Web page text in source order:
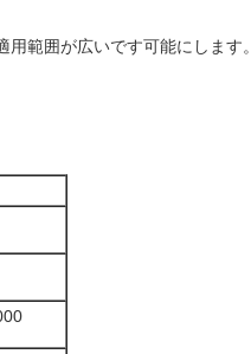
範囲が広いです可能にします。